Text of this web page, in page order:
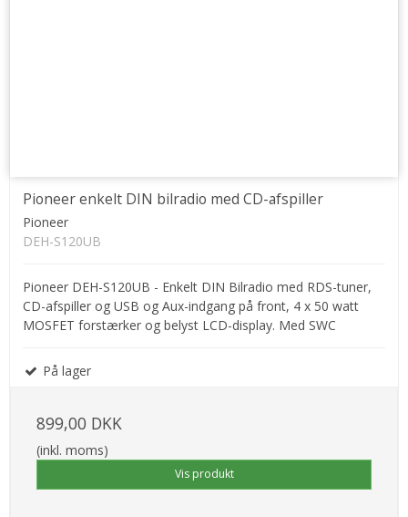
Pioneer enkelt DIN bilradio med CD-afspiller
Pioneer
DEH-S120UB
Pioneer DEH-S120UB - Enkelt DIN Bilradio med RDS-tuner,
CD-afspiller og USB og Aux-indgang på front, 4 x 50 watt
MOSFET forstærker og belyst LCD-display. Med SWC
På lager
899,00 DKK
(inkl. moms)
Vis produkt